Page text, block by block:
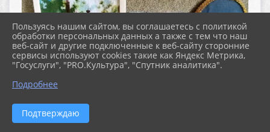
Пользуясь нашим сайтом, вы соглашаетесь с политикой
обработки персональных данных а также с тем что наш
веб-сайт и другие подключенные к веб-сайту сторонние
сервисы используют cookies такие как Яндекс Метрика,
"Госуслуги", "PRO.Культура", "Спутник аналитика".
Подробнее
Подтверждаю